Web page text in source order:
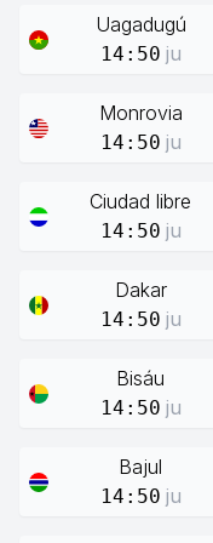
Uagadugú
14:50 ju
Monrovia
14:50 ju
Ciudad libre
14:50 ju
Dakar
14:50 ju
Bisáu
14:50 ju
Bajul
14:50 ju